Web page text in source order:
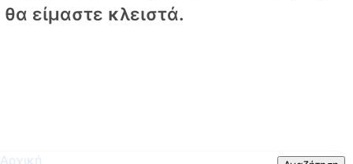
θα είμαστε κλειστά.
Αρχική